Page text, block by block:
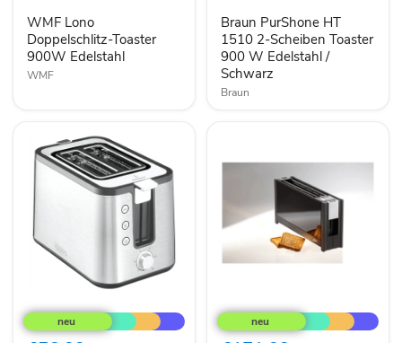
WMF Lono
Doppelschlitz-Toaster
900W Edelstahl
WMF
Toaster
900
W
Edelstahl
Schwarz
Braun PurShone HT
1510 2-Scheiben Toaster
900 W Edelstahl /
Schwarz
Braun
KH
442
Volcano
5